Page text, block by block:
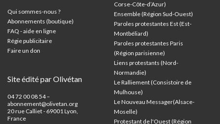
Qui sommes-nous ?
Abonnements (boutique)
FAQ - aide en ligne
Régie publicitaire
Faire un don
Site édité par Olivétan
04 72 00 08 54 –
abonnement@olivetan.org
20 rue Calliet - 69001 Lyon,
France
Corse-Côte-d’Azur)
Ensemble (Région Sud-Ouest)
Paroles protestantes Est (Est-
Montbéliard)
Paroles protestantes Paris
(Région parisienne)
Liens protestants (Nord-
Normandie)
Le Ralliement (Consistoire de
Mulhouse)
Le Nouveau Messager(Alsace-
Moselle)
Protestant de l'Ouest (Région